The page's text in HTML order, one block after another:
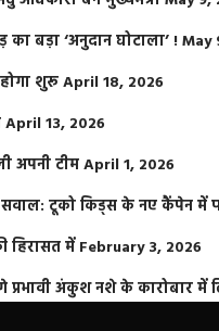
बड़ा ‘अनुदान घोटाला’ !May
शुरूApril 18, 2026
April 13, 2026
अपनी टीमApril 1, 2026
टूको किड्स के नए कैंपेन में
हिरासत में February 3, 2026
प्रभावी अंकुश नशे के कारोबार में